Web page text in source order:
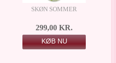
SKØN SOMMER
299,00 KR.
KØB NU